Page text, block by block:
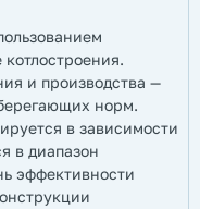
и производства —
норм.
в зависимости
в диапазон
эффективности